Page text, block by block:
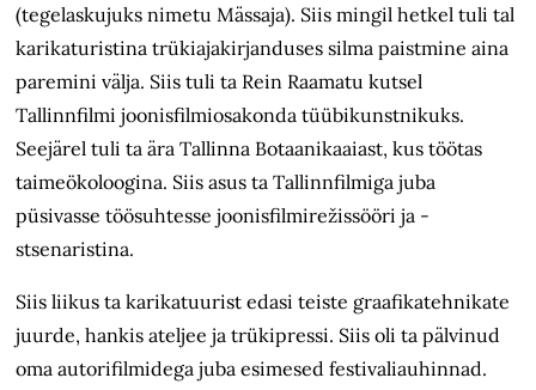
(tegelaskujuks nimetu Mässaja). Siis mingil hetkel tuli tal
karikaturistina trükiajakirjanduses silma paistmine aina
paremini välja. Siis tuli ta Rein Raamatu kutsel
Tallinnfilmi joonisfilmiosakonda tüübikunstnikuks.
Seejärel tuli ta ära Tallinna Botaanikaaiast, kus töötas
taimeökoloogina. Siis asus ta Tallinn­filmiga juba
püsivasse töösuhtesse joonis­filmirežissööri ja -
stsenaristina.
Siis liikus ta karikatuurist edasi teiste graafikatehnikate
juurde, hankis ateljee ja trükipressi. Siis oli ta pälvinud
oma autorifilmidega juba esimesed festivaliauhinnad.